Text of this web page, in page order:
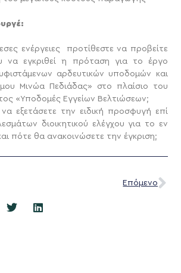
ενέργειες προτίθεστε να προβείτε
να εγκριθεί η πρόταση για το έργο
αρδευτικών υποδομών και
Μινώα Πεδιάδας» στο πλαίσιο του
«Υποδομές Εγγείων Βελτιώσεων;
να εξετάσετε την ειδική προσφυγή επί
διοικητικού ελέγχου για το εν
πότε θα ανακοινώσετε την έγκριση;
Επόμενο